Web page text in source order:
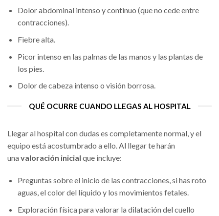
Dolor abdominal intenso y continuo (que no cede entre
contracciones).
Fiebre alta.
Picor intenso en las palmas de las manos y las plantas de
los pies.
Dolor de cabeza intenso o visión borrosa.
QUÉ OCURRE CUANDO LLEGAS AL HOSPITAL
Llegar al hospital con dudas es completamente normal, y el
equipo está acostumbrado a ello. Al llegar te harán
unavaloración inicial que incluye:
Preguntas sobre el inicio de las contracciones, si has roto
aguas, el color del líquido y los movimientos fetales.
Exploración física para valorar la dilatación del cuello